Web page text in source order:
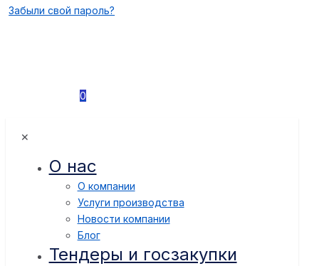
Забыли свой пароль?
0
✕
О нас
О компании
Услуги производства
Новости компании
Блог
Тендеры и госзакупки